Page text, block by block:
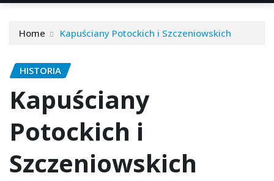
Home Kapuściany Potockich i Szczeniowskich
HISTORIA
Kapuściany
Potockich i
Szczeniowskich